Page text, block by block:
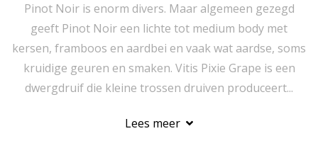
Pinot Noir is enorm divers. Maar algemeen gezegd
geeft Pinot Noir een lichte tot medium body met
kersen, framboos en aardbei en vaak wat aardse, soms
kruidige geuren en smaken. Vitis Pixie Grape is een
dwergdruif die kleine trossen druiven produceert...
Lees meer